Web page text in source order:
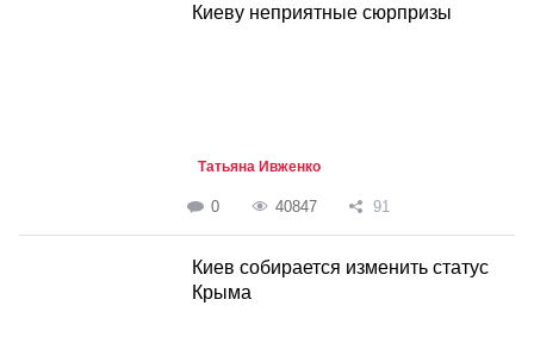
Киеву неприятные сюрпризы
Татьяна Ивженко
0 40847 91
Киев собирается изменить статус
Крыма